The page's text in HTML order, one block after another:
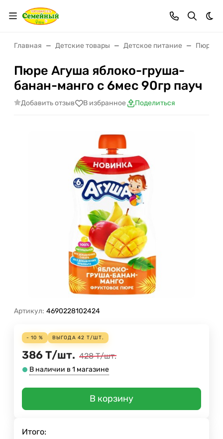
Главная Детские товары Детское питание Пюре
Пюре Агуша яблоко-груша-
банан-манго с 6мес 90гр пауч
Добавить отзыв В избранное Поделиться
Артикул: 4690228102424
- 10 % ВЫГОДА 42 Т/ШТ.
386 Т/шт. 428 Т/шт.
В наличии в 1 магазине
В корзину
Итого: